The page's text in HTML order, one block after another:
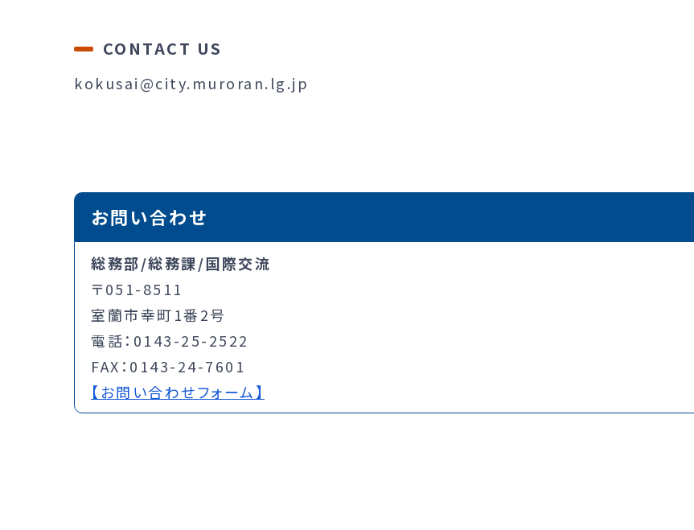
CONTACT US
kokusai@city.muroran.lg.jp
お問い合わせ
総務部/総務課/国際交流
〒051-8511
室蘭市幸町1番2号
電話：0143-25-2522
FAX：0143-24-7601
【お問い合わせフォーム】